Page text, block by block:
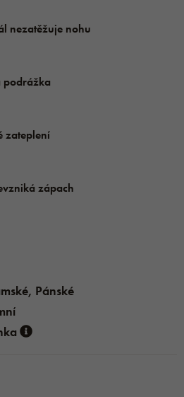
nezatěžuje nohu
podrážka
zateplení
zápach
Pánské